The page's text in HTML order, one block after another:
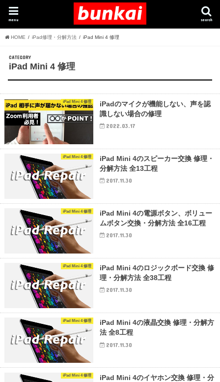
search
menu
HOME iPad修理・分解方法 iPad Mini 4 修理
CATEGORY
iPad Mini 4 修理
iPad Mini 4 修理
iPadのマイクが機能しない、声を認
識しない場合の修理
2022.03.17
iPad Mini 4 修理
iPad Mini 4のスピーカー交換 修理・
分解方法 全13工程
2017.11.30
iPad Mini 4 修理
iPad Mini 4の電源ボタン、ボリュー
ムボタン交換・分解方法 全16工程
2017.11.30
iPad Mini 4 修理
iPad Mini 4のロジックボード交換 修
理・分解方法 全38工程
2017.11.30
iPad Mini 4 修理
iPad Mini 4の液晶交換 修理・分解方
法 全8工程
2017.11.30
iPad Mini 4 修理
iPad Mini 4のイヤホン交換 修理・分